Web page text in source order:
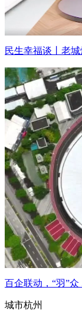
民生幸福谈丨老城
百企联动，“羽”众
城市杭州